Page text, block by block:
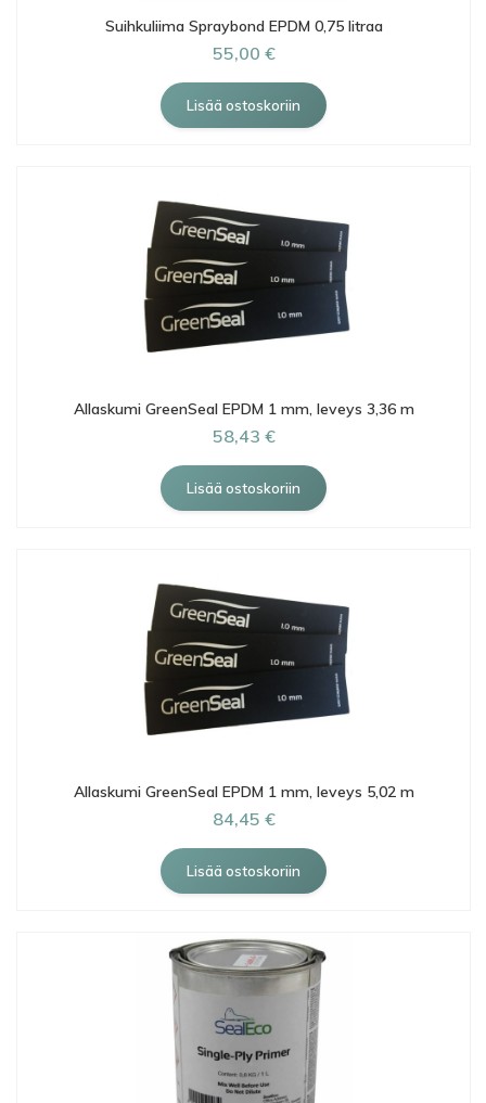
Suihkuliima Spraybond EPDM 0,75 litraa
55,00 €
Allaskumi GreenSeal EPDM 1 mm, leveys 3,36 m
58,43 €
Allaskumi GreenSeal EPDM 1 mm, leveys 5,02 m
84,45 €